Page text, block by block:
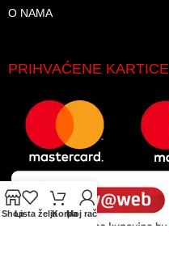
O NAMA
PRIHVAĆENE KARTICE
ShopLista željaKorpaMoj račun